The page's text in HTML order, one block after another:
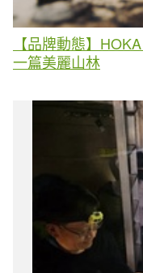
【品牌動態】
一篇美麗山林